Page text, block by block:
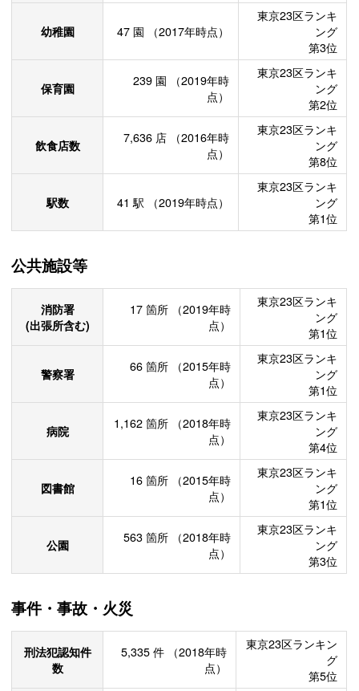
幼稚園 47 園 （2017年時点）
東京23区ランキ
ング
第3位
保育園 239 園
（2019年時
点）
東京23区ランキ
ング
第2位
飲食店数 7,636 店
（2016年時
点）
東京23区ランキ
ング
第8位
駅数 41駅 （2019年時点）
東京23区ランキ
ング
第1位
公共施設等
消防署
(出張所含む)
17 箇所
（2019年時
点）
東京23区ランキ
ング
第1位
警察署 66 箇所
（2015年時
点）
東京23区ランキ
ング
第1位
病院 1,162 箇所
（2018年時
点）
東京23区ランキ
ング
第4位
図書館 16 箇所
（2015年時
点）
東京23区ランキ
ング
第1位
公園 563 箇所
（2018年時
点）
東京23区ランキ
ング
第3位
事件・事故・火災
刑法犯認知件
数
5,335 件
（2018年時
点）
東京23区ランキン
グ
第5位